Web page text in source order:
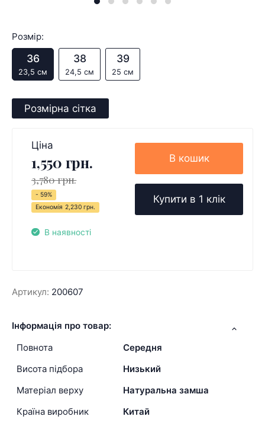
Розмір:
36
23,5 см
38
24,5 см
39
25 см
Розмірна сітка
Ціна
1,550 грн.
3,780 грн.
- 59%
Економія 2,230 грн.
В наявності
В кошик
Купити в 1 клік
Артикул: 200607
Інформація про товар:
Повнота
Середня
Висота підбора
Низький
Матеріал верху
Натуральна замша
Країна виробник
Китай